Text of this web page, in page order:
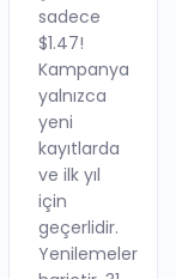
sadece
$1.47!
Kampanya
yalnızca
yeni
kayıtlarda
ve ilk yıl
için
geçerlidir.
Yenilemeler